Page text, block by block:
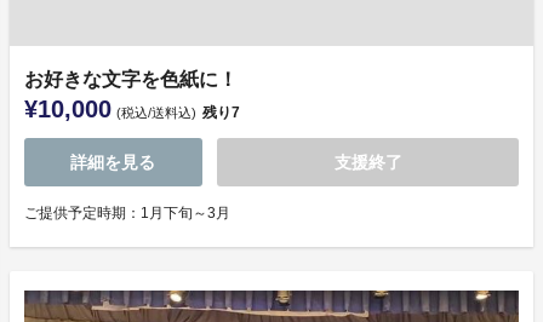
お好きな文字を色紙に！
¥10,000 (税込/送料込) 残り7
詳細を見る 支援終了
ご提供予定時期：1月下旬～3月